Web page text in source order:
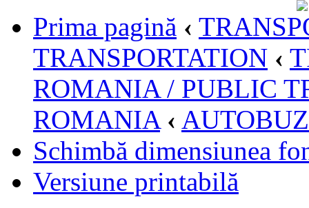
Prima pagină ‹
TRANSPORTATION ‹
ROMANIA / PUBLIC
ROMANIA ‹
Schimbă dimensiunea
Versiune printabilă